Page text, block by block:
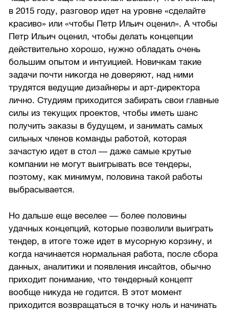
в 2015 году, разговор идет на уровне «сделайте
красиво» или «чтобы Петр Ильич оценил». А чтобы
Петр Ильич оценил, чтобы делать концепции
действительно хорошо, нужно обладать очень
большим опытом и интуицией. Новичкам такие
задачи почти никогда не доверяют, над ними
трудятся ведущие дизайнеры и арт-директора
лично. Студиям приходится забирать свои главные
силы из текущих проектов, чтобы иметь шанс
получить заказы в будущем, и занимать самых
сильных членов команды работой, которая
зачастую идет в стол — даже самые крутые
компании не могут выигрывать все тендеры,
поэтому, как минимум, половина такой работы
выбрасывается.
Но дальше еще веселее — более половины
удачных концепций, которые позволили выиграть
тендер, в итоге тоже идет в мусорную корзину, и
когда начинается нормальная работа, после сбора
данных, аналитики и появления инсайтов, обычно
приходит понимание, что тендерный концепт
вообще никуда не годится. В этот момент
приходится возвращаться в точку ноль и начинать